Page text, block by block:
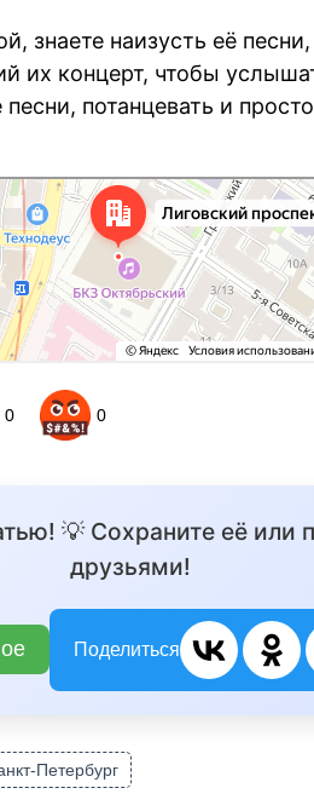
знаете наизусть её
их концерт, чтобы
потанцевать и
ближайшее метро Площадь Восстания —
0 0
💡 Сохраните её или
друзьями!
Поделиться
Петербург
BREAKING